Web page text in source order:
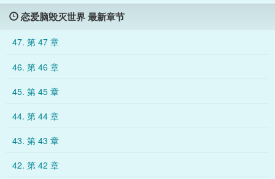
求生欲。系统：……系统：“你抢救一下啊！”第一天。云涌找到
了反派，未来会毁灭世界的褚序星。好家伙，科研的天才，核聚
变的神，这不得猛猛学习，过去凑上一桌。“师兄，你是不是在研
究高精度数值算法，速度差知道怎么算了吗？啊？你已经算出结
口、邮箱、宿舍地址，随时在线，你现在加我，我给你设个特别
突破研究瓶颈，全组喝酒庆祝。醉得站都站不稳的云涌，抱住褚
，这个世界都要毁灭了。”褚序星：“……”于是，褚序星不知道为
一个人？”“他呢？”“吵架了？”云涌
恋爱脑毁灭世界 最新章节
47. 第 47 章
46. 第 46 章
45. 第 45 章
44. 第 44 章
43. 第 43 章
42. 第 42 章